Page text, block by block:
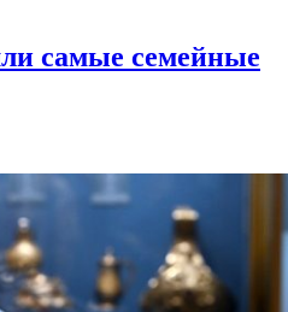
самые семейные